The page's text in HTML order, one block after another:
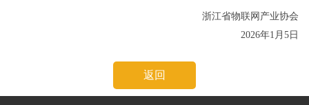
浙江省物联网产业协会
2026年1月5日
返回